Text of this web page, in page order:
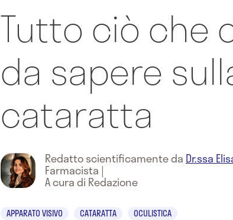
Tutto ciò che
da sapere
cataratta
Redatto scientificamente da Dr.ssa
Farmacista |
A cura di Redazione
APPARATO VISIVO CATARATTA OCULISTICA